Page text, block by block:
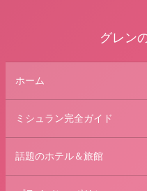
グレン
ホーム
ミシュラン完全ガイド
話題のホテル＆旅館